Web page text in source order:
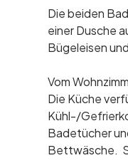
Die beiden
einer Dusche
Bügeleisen
Vom
Die Küche
Kühl-/
Badetücher
Bettwäsche.